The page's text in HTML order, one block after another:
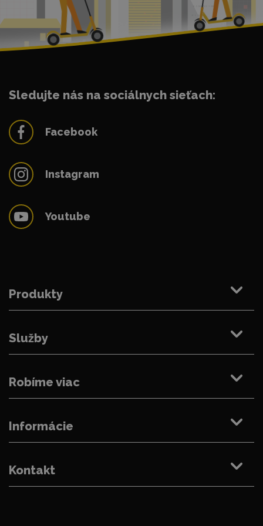
Sledujte nás na sociálnych sieťach:
Facebook
Instagram
Youtube
Produkty
Služby
Robíme viac
Informácie
Kontakt